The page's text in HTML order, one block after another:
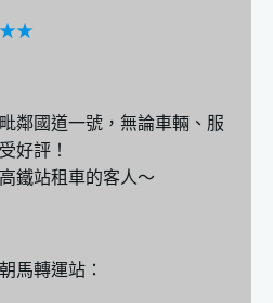
鄰國道一號，無論車輛、服
好評！
鐵站租車的客人～
馬轉運站：